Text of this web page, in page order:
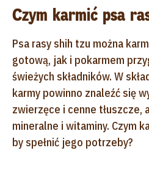
Czym karmić psa
Psa rasy shih tzu można
gotową, jak i pokarmem
świeżych składników. W
karmy powinno znaleźć się
zwierzęce i cenne tłuszcze,
mineralne i witaminy. Czym
by spełnić jego potrzeby?